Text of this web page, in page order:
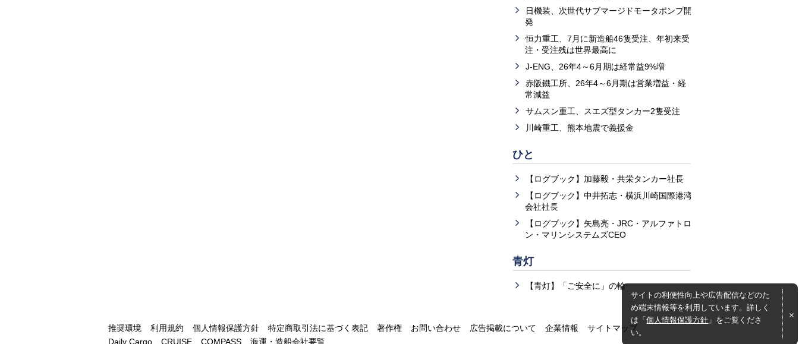
日機装、次世代サブマージドモータポンプ開
発
恒力重工、7月に新造船46隻受注、年初来受
注・受注残は世界最高に
J-ENG、26年4～6月期は経常益9%増
赤阪鐵工所、26年4～6月期は営業増益・経
常減益
サムスン重工、スエズ型タンカー2隻受注
川崎重工、熊本地震で義援金
ひと
【ログブック】加藤毅・共栄タンカー社長
【ログブック】中井拓志・横浜川崎国際港湾
会社社長
【ログブック】矢島亮・JRC・アルファトロ
ン・マリンシステムズCEO
青灯
【青灯】「ご安全に」の輪
サイトの利便性向上や広告配信などのた
め端末情報等を利用しています。詳しく
は「個人情報保護方針 」をご覧くださ
い。
推奨環境 利用規約 個人情報保護方針 特定商取引法に基づく表記 著作権 お問い合わせ 広告掲載について 企業情報
サイトマップ
Daily Cargo
CRUISE COMPASS 海運・造船会社要覧